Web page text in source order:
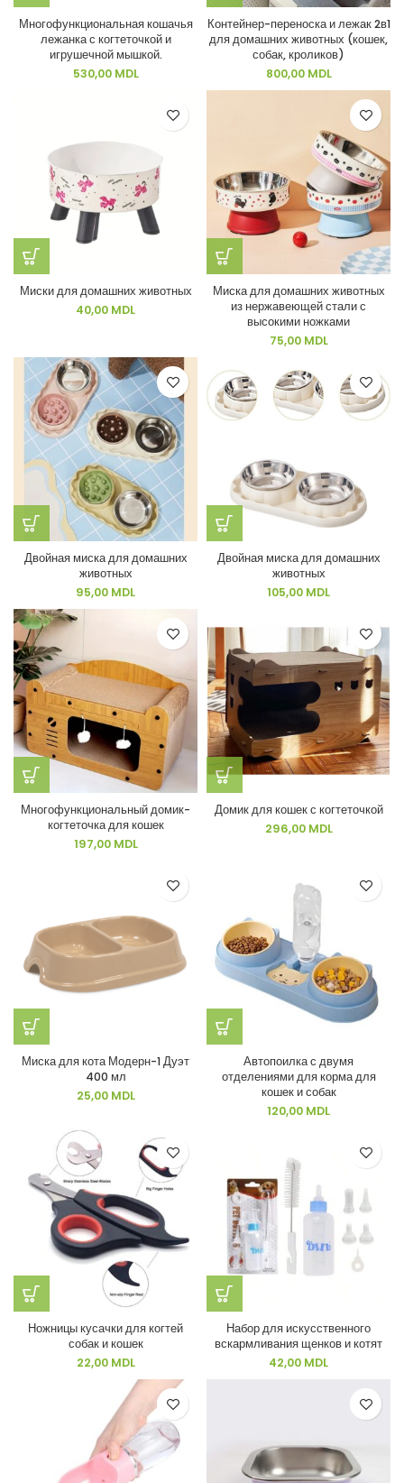
Многофункциональная кошачья
лежанка с когтеточкой и
игрушечной мышкой.
530,00 MDL
Контейнер-переноска и лежак 2в1
для домашних животных (кошек,
собак, кроликов)
800,00 MDL
Миски для домашних животных
40,00 MDL
Миска для домашних животных
из нержавеющей стали с
высокими ножками
75,00 MDL
Двойная миска для домашних
животных
95,00 MDL
Двойная миска для домашних
животных
105,00 MDL
Многофункциональный домик-
когтеточка для кошек
197,00 MDL
Домик для кошек с когтеточкой
296,00 MDL
Миска для кота Модерн-1 Дуэт
400 мл
25,00 MDL
Автопоилка с двумя
отделениями для корма для
кошек и собак
120,00 MDL
Ножницы кусачки для когтей
собак и кошек
22,00 MDL
Набор для искусственного
вскармливания щенков и котят
42,00 MDL